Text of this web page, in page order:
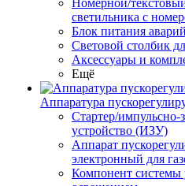
Номерной/
светильника с
Блок питания
Световой столбик
Аксессуары и
Ещё
Аппаратура
Стартер/
устройство (ИЗУ)
Аппарат
электронный для
Компонент системы